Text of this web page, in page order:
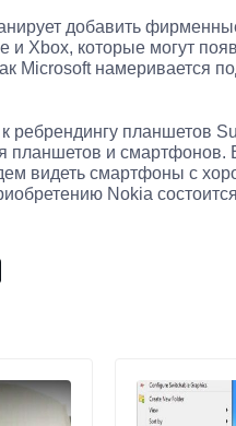
добавить
и Xbox, которые могут
Microsoft намеривается
ребрендингу планшетов
планшетов и смартфонов.
видеть смартфоны с
Nokia